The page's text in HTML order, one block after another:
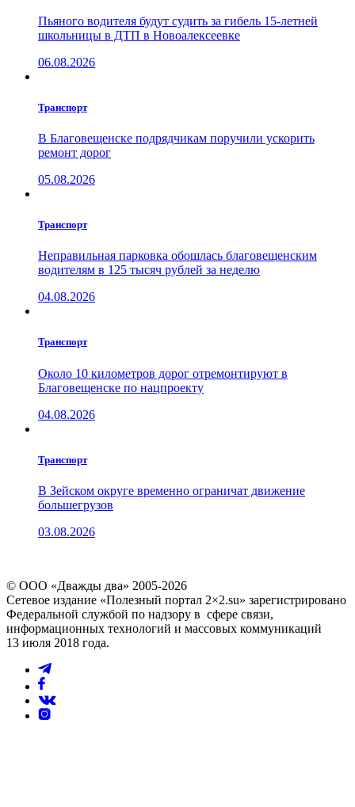
Пьяного водителя будут судить за гибель 15-летней
школьницы в ДТП в Новоалексеевке
06.08.2026
Транспорт
В Благовещенске подрядчикам поручили ускорить
ремонт дорог
05.08.2026
Транспорт
Неправильная парковка обошлась благовещенским
водителям в 125 тысяч рублей за неделю
04.08.2026
Транспорт
Около 10 километров дорог отремонтируют в
Благовещенске по нацпроекту
04.08.2026
Транспорт
В Зейском округе временно ограничат движение
большегрузов
03.08.2026
© ООО «Дважды два» 2005-2026
Сетевое издание «Полезный портал 2×2.su» зарегистрировано
Федеральной службой по надзору в сфере связи,
информационных технологий и массовых коммуникаций
13 июля 2018 года.